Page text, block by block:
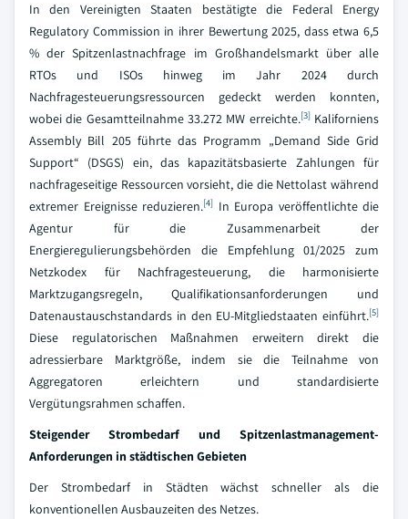
In den Vereinigten Staaten bestätigte die Federal Energy
Regulatory Commission in ihrer Bewertung 2025, dass etwa 6,5
% der Spitzenlastnachfrage im Großhandelsmarkt über alle
RTOs und ISOs hinweg im Jahr 2024 durch
Nachfragesteuerungsressourcen gedeckt werden konnten,
wobei die Gesamtteilnahme 33.272 MW erreichte.[3]Kaliforniens
Assembly Bill 205 führte das Programm „Demand Side Grid
Support“ (DSGS) ein, das kapazitätsbasierte Zahlungen für
nachfrageseitige Ressourcen vorsieht, die die Nettolast während
extremer Ereignisse reduzieren.[4] In Europa veröffentlichte die
Agentur für die Zusammenarbeit der
Energieregulierungsbehörden die Empfehlung 01/2025 zum
Netzkodex für Nachfragesteuerung, die harmonisierte
Marktzugangsregeln, Qualifikationsanforderungen und
Datenaustauschstandards in den EU-Mitgliedstaaten einführt.[5]
Diese regulatorischen Maßnahmen erweitern direkt die
adressierbare Marktgröße, indem sie die Teilnahme von
Aggregatoren erleichtern und standardisierte
Vergütungsrahmen schaffen.
Steigender Strombedarf und Spitzenlastmanagement-
Anforderungen in städtischen Gebieten
Der Strombedarf in Städten wächst schneller als die
konventionellen Ausbauzeiten des Netzes.